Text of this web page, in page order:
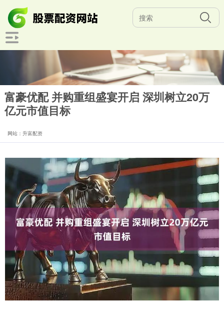
富豪优配 并购重组盛宴开启 深圳树立20万
亿元市值目标
网站：升富配资